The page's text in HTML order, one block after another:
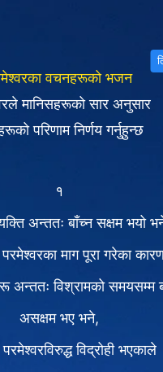
वचनहरूको भजन
मानिसहरूको सार अनुसार
परिणाम निर्णय गर्नुहुन्छ
१
अन्ततः बाँच्न सक्षम भयो
माग पूरा गरेका
अन्ततः विश्रामको समयसम्म
असक्षम भए भने,
विद्रोही भएकाले